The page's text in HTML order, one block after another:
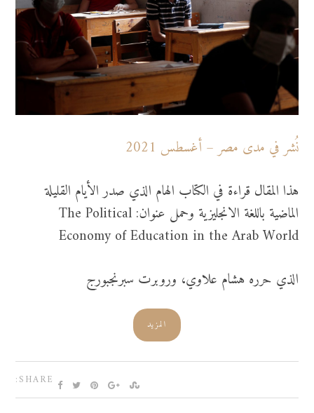
نُشر في مدى مصر – أغسطس 2021
هذا المقال قراءة في الكتاب الهام الذي صدر الأيام القليلة
الماضية باللغة الانجليزية وحمل عنوان: The Political
Economy of Education in the Arab World
الذي حرره هشام علاوي، وروبرت سبرنجبورج
المزيد
SHARE: